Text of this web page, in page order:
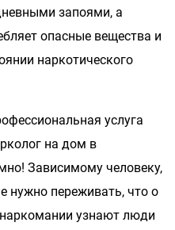
запоями, а
опасные вещества и
наркотического
услуга
на дом в
Зависимому человеку,
нужно переживать, что о
узнают люди